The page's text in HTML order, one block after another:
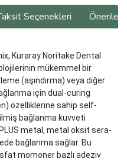
Seçenekleri
Kuraray Noritake Dental
mükemmel bir
(aşındırma) veya diğer
için dual-curing
özelliklerine sahip self-
bağlanma kuvveti
PLUS metal, metal oksit sera­
bağlanma sağlar. Bu
momoner bazlı adeziv